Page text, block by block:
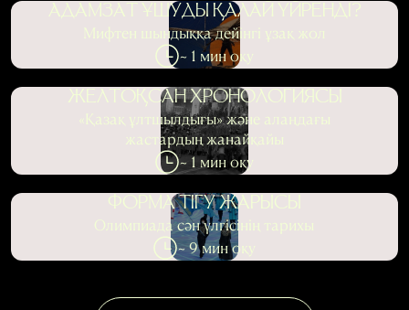
АДАМЗАТ ҰШУДЫ ҚАЛАЙ ҮЙРЕНДІ?
Мифтен шындыққа дейінгі ұзақ жол
~ 1 мин оқу
ЖЕЛТОҚСАН ХРОНОЛОГИЯСЫ
«Қазақ ұлтшылдығы» және алаңдағы
жастардың жанайқайы
~ 1 мин оқу
ФОРМА ТІГУ ЖАРЫСЫ
Олимпиада сән үлгісінің тарихы
~ 9 мин оқу